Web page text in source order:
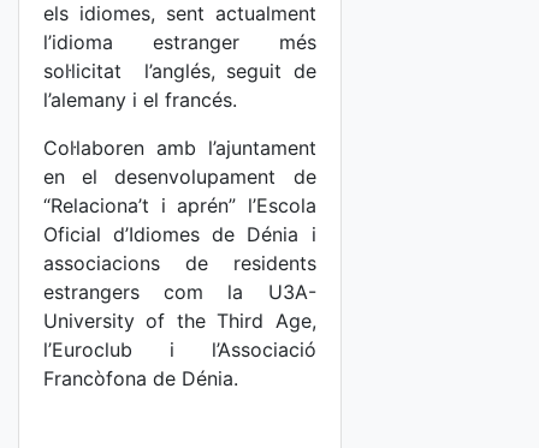
els idiomes, sent actualment
l’idioma estranger més
sol·licitat l’anglés, seguit de
l’alemany i el francés.
Col·laboren amb l’ajuntament
en el desenvolupament de
“Relaciona’t i aprén” l’Escola
Oficial d’Idiomes de Dénia i
associacions de residents
estrangers com la U3A-
University of the Third Age,
l’Euroclub i l’Associació
Francòfona de Dénia.